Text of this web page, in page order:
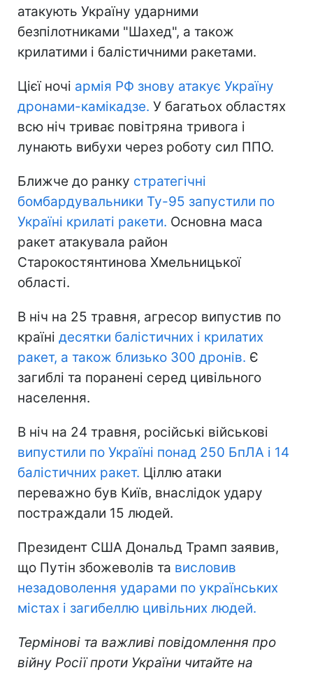
атакують Україну ударними
безпілотниками "Шахед", а також
крилатими і балістичними ракетами.
Цієї ночі армія РФ знову атакує Україну
дронами-камікадзе. У багатьох областях
всю ніч триває повітряна тривога і
лунають вибухи через роботу сил ППО.
Ближче до ранку стратегічні
бомбардувальники Ту-95 запустили по
Україні крилаті ракети. Основна маса
ракет атакувала район
Старокостянтинова Хмельницької
області.
В ніч на 25 травня, агресор випустив по
країні десятки балістичних і крилатих
ракет, а також близько 300 дронів. Є
загиблі та поранені серед цивільного
населення.
В ніч на 24 травня, російські військові
випустили по Україні понад 250 БпЛА і 14
балістичних ракет. Ціллю атаки
переважно був Київ, внаслідок удару
постраждали 15 людей.
Президент США Дональд Трамп заявив,
що Путін збожеволів та висловив
незадоволення ударами по українських
містах і загибеллю цивільних людей.
Термінові та важливі повідомлення про
війну Росії проти України читайте на